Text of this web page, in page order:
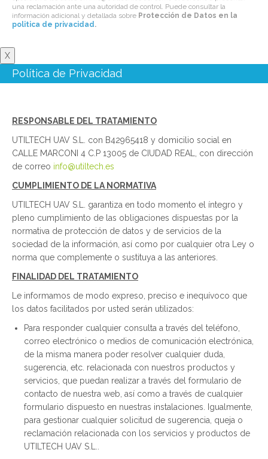
una reclamación ante una autoridad de control. Puede consultar la
información adicional y detallada sobre Protección de Datos en la
politica de privacidad.
X
Política de Privacidad
RESPONSABLE DEL TRATAMIENTO
UTILTECH UAV S.L. con B42965418 y domicilio social en
CALLE MARCONI 4 C.P 13005 de CIUDAD REAL, con dirección
de correo info@utiltech.es
CUMPLIMIENTO DE LA NORMATIVA
UTILTECH UAV S.L. garantiza en todo momento el íntegro y
pleno cumplimiento de las obligaciones dispuestas por la
normativa de protección de datos y de servicios de la
sociedad de la información, así como por cualquier otra Ley o
norma que complemente o sustituya a las anteriores.
FINALIDAD DEL TRATAMIENTO
Le informamos de modo expreso, preciso e inequívoco que
los datos facilitados por usted serán utilizados:
Para responder cualquier consulta a través del teléfono,
correo electrónico o medios de comunicación electrónica,
de la misma manera poder resolver cualquier duda,
sugerencia, etc. relacionada con nuestros productos y
servicios, que puedan realizar a través del formulario de
contacto de nuestra web, así como a través de cualquier
formulario dispuesto en nuestras instalaciones. Igualmente,
para gestionar cualquier solicitud de sugerencia, queja o
reclamación relacionada con los servicios y productos de
UTILTECH UAV S.L..